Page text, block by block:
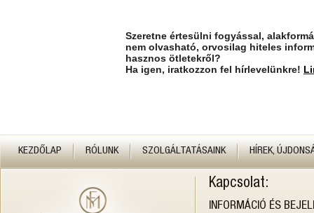
Szeretne értesülni fogyással,
nem olvasható, orvosilag hiteles
hasznos ötletekről?
Ha igen, iratkozzon fel hírlevelünkre!
KEZDŐLAP RÓLUNK SZOLGÁLTATÁSAINK HÍREK,
Kapcsolat:
INFORMÁCIÓ ÉS